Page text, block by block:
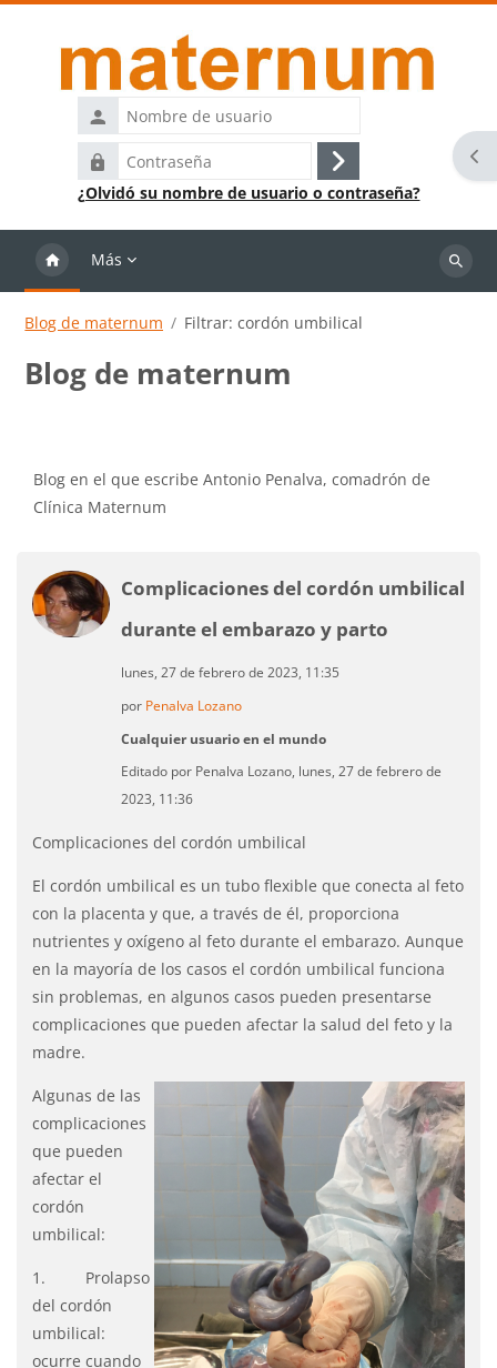
Nombre
de
usuario
Contraseña
Acceder
¿Olvidó su nombre de usuario o contraseña?
Más
Buscar
Blog de maternum Filtrar: cordón umbilical
Blog de maternum
Blog en el que escribe Antonio Penalva, comadrón de
Clínica Maternum
Complicaciones del cordón umbilical
durante el embarazo y parto
lunes, 27 de febrero de 2023, 11:35
por Penalva Lozano
Cualquier usuario en el mundo
Editado por Penalva Lozano, lunes, 27 de febrero de
2023, 11:36
Complicaciones del cordón umbilical
El cordón umbilical es un tubo flexible que conecta al feto
con la placenta y que, a través de él, proporciona
nutrientes y oxígeno al feto durante el embarazo. Aunque
en la mayoría de los casos el cordón umbilical funciona
sin problemas, en algunos casos pueden presentarse
complicaciones que pueden afectar la salud del feto y la
madre.
Algunas de las
complicaciones
que pueden
afectar el
cordón
umbilical:
1. Prolapso
del cordón
umbilical:
ocurre cuando